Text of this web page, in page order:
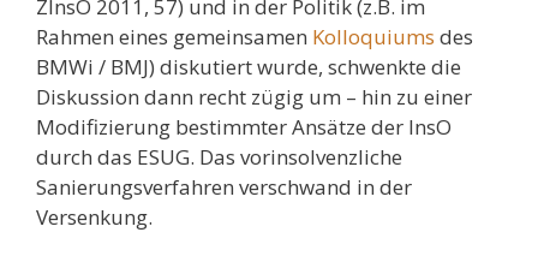
ZInsO 2011, 57) und in der Politik (z.B. im
Rahmen eines gemeinsamen Kolloquiums des
BMWi / BMJ) diskutiert wurde, schwenkte die
Diskussion dann recht zügig um – hin zu einer
Modifizierung bestimmter Ansätze der InsO
durch das ESUG. Das vorinsolvenzliche
Sanierungsverfahren verschwand in der
Versenkung.